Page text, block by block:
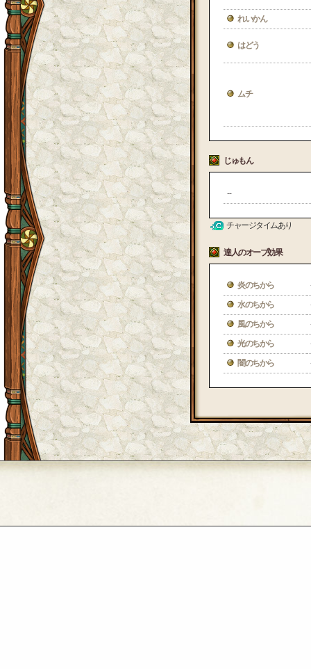
れいかん
はどう
ムチ
じゅもん
--
チャージタイムあり
達人のオーブ効果
炎のちから
水のちから
風のちから
光のちから
闇のちから